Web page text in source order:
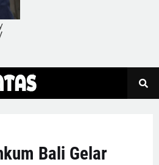
Bali Gelar